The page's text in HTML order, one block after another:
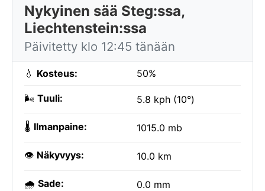
Nykyinen sää Steg:ssa,
Liechtenstein:ssa
Päivitetty klo 12:45 tänään
💧 Kosteus: 50%
🌬️ Tuuli: 5.8 kph (10°)
🌡️ Ilmanpaine: 1015.0 mb
👁️ Näkyvyys: 10.0 km
🌧️ Sade: 0.0 mm